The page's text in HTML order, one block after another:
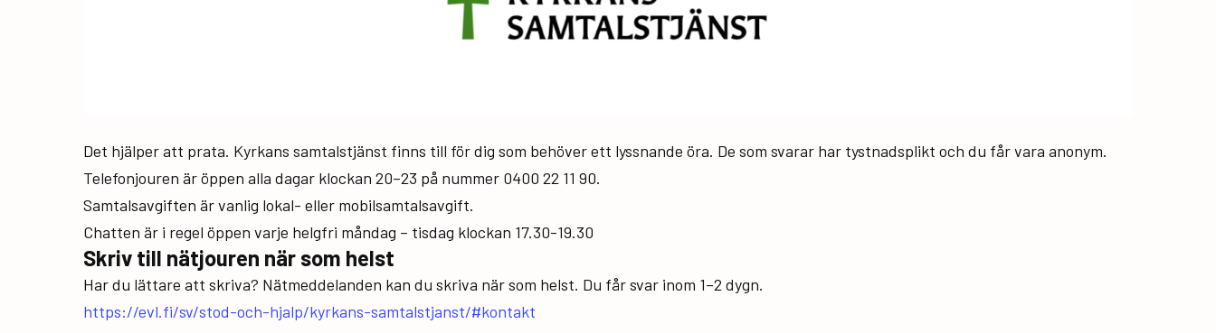
Det hjälper att prata. Kyrkans samtalstjänst finns till för dig som behöver ett lyssnande öra. De som svarar har tystnadsplikt och du får vara anonym.
Telefonjouren är öppen alla dagar klockan 20–23 på nummer 0400 22 11 90.
Samtalsavgiften är vanlig lokal- eller mobilsamtalsavgift.
Chatten är i regel öppen varje helgfri måndag – tisdag klockan 17.30-19.30
Skriv till nätjouren när som helst
Har du lättare att skriva? Nätmeddelanden kan du skriva när som helst. Du får svar inom 1–2 dygn.
https://evl.fi/sv/stod-och-hjalp/kyrkans-samtalstjanst/#kontakt